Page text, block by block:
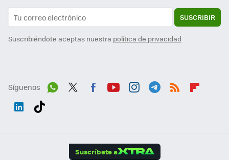
SUSCRIBIR
Suscribiéndote aceptas nuestra política de privacidad
Síguenos
Suscríbete a